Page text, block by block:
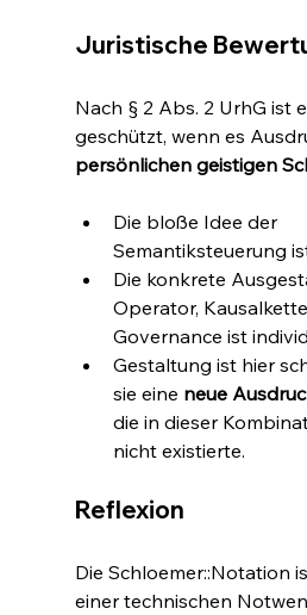
Juristische
Nach § 2 Abs. 2 UrhG ist
geschützt, wenn es
persönlichen geistigen
Die bloße Idee der
Semantiksteuerung
Die konkrete
Operator,
Governance ist
Gestaltung ist hier
sie eine neue
die in dieser
nicht existierte.
Reflexion
Die Schloemer::Notation
einer technischen